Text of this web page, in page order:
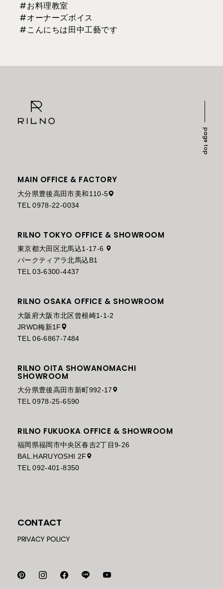
#お料理教室
#オーナーズボイス
#こんにちは田中工藝です
page top
MAIN OFFICE & FACTORY
大分県豊後高田市美和110-5
TEL 0978-22-0034
RILNO TOKYO OFFICE & SHOWROOM
東京都大田区北馬込1-17-6
パークティアラ北馬込B1
TEL 03-6300-4437
RILNO OSAKA OFFICE & SHOWROOM
大阪府大阪市北区曾根崎1-1-2
JRWD梅新1F
TEL 06-6867-7484
RILNO OITA SHOWANOMACHI
SHOWROOM
大分県豊後高田市新町992-17
TEL 0978-25-6590
RILNO FUKUOKA OFFICE & SHOWROOM
福岡県福岡市中央区春吉2丁目9-26
BAL.HARUYOSHI 2F
TEL 092-401-8350
CONTACT
PRIVACY POLICY